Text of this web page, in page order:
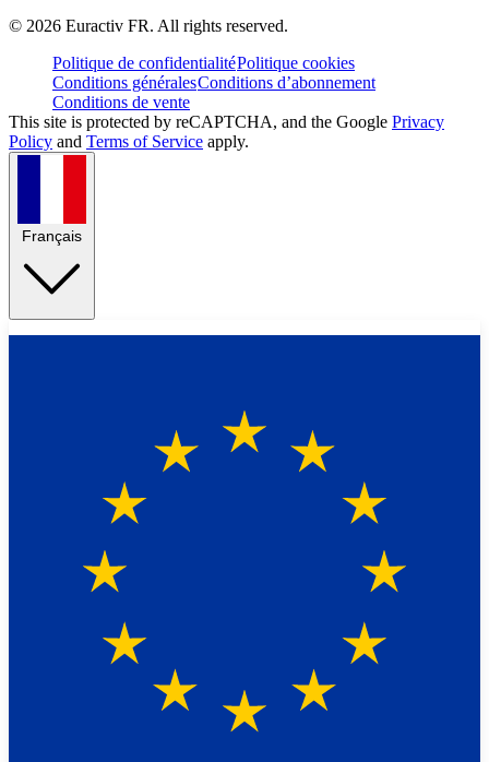
© 2026 Euractiv FR. All rights reserved.
Politique de confidentialitéPolitique cookies
Conditions généralesConditions d’abonnement
Conditions de vente
This site is protected by reCAPTCHA, and the Google Privacy
Policy and Terms of Service apply.
Français